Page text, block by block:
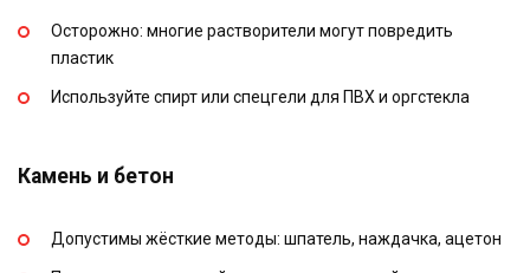
Осторожно: многие растворители могут повредить
пластик
Используйте спирт или спецгели для ПВХ и оргстекла
Камень и бетон
Допустимы жёсткие методы: шпатель, наждачка, ацетон